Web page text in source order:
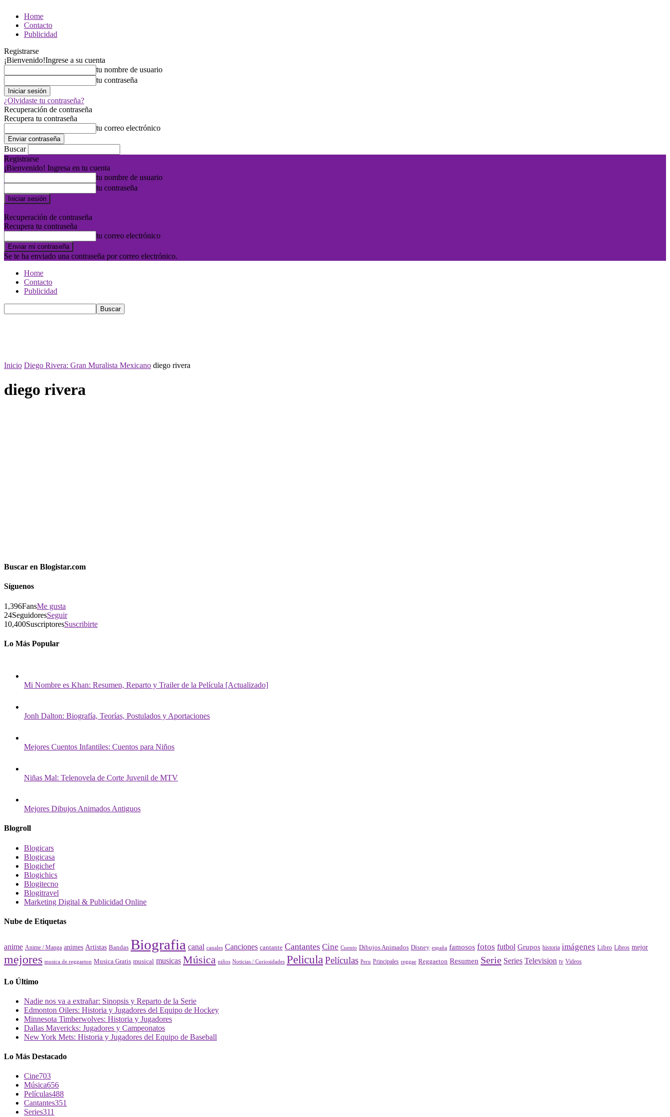
Home
Contacto
Publicidad
Registrarse
¡Bienvenido!Ingrese a su cuenta
tu nombre de usuario
tu contraseña
¿Olvidaste tu contraseña?
Recuperación de contraseña
Recupera tu contraseña
tu correo electrónico
Buscar
Registrarse
¡Bienvenido! Ingresa en tu cuenta
tu nombre de usuario
tu contraseña
Recuperación de contraseña
Recupera tu contraseña
tu correo electrónico
Se te ha enviado una contraseña por correo electrónico.
Home
Contacto
Publicidad
Inicio Diego Rivera: Gran Muralista Mexicano diego rivera
diego rivera
Buscar en Blogistar.com
Síguenos
1,396FansMe gusta
24SeguidoresSeguir
10,400SuscriptoresSuscribirte
Lo Más Popular
Mi Nombre es Khan: Resumen, Reparto y Trailer de la Película [Actualizado]
Jonh Dalton: Biografía, Teorías, Postulados y Aportaciones
Mejores Cuentos Infantiles: Cuentos para Niños
Niñas Mal: Telenovela de Corte Juvenil de MTV
Mejores Dibujos Animados Antiguos
Blogroll
Blogicars
Blogicasa
Blogichef
Blogichics
Blogitecno
Blogitravel
Marketing Digital & Publicidad Online
Nube de Etiquetas
anime Anime / Manga animes Artistas Bandas Biografia canal canales Canciones cantante Cantantes Cine Cuento Dibujos Animados Disney españa famosos fotos futbol Grupos historia imágenes Libro Libros mejor
mejores musica de reggaeton Musica Gratis musical musicas Música niños Noticias / Curiosidades PeliculaPelículas Peru Principales reggae Reggaeton Resumen Serie Series Television tv Videos
Lo Último
Nadie nos va a extrañar: Sinopsis y Reparto de la Serie
Edmonton Oilers: Historia y Jugadores del Equipo de Hockey
Minnesota Timberwolves: Historia y Jugadores
Dallas Mavericks: Jugadores y Campeonatos
New York Mets: Historia y Jugadores del Equipo de Baseball
Lo Más Destacado
Cine703
Música656
Películas488
Cantantes351
Series311